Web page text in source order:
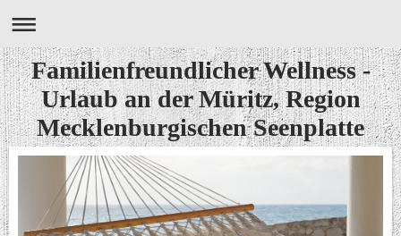
Familienfreundlicher Wellness -
Urlaub an der Müritz, Region
Mecklenburgischen Seenplatte